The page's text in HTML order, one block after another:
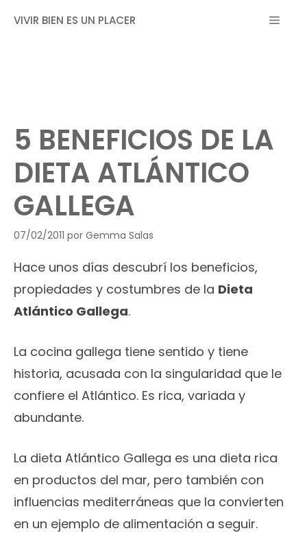
VIVIR BIEN ES UN PLACER MENÚ
5 BENEFICIOS DE LA
DIETA ATLÁNTICO
GALLEGA
07/02/2011 por Gemma Salas
Hace unos días descubrí los beneficios,
propiedades y costumbres de la Dieta
Atlántico Gallega.
La cocina gallega tiene sentido y tiene
historia, acusada con la singularidad que le
confiere el Atlántico. Es rica, variada y
abundante.
La dieta Atlántico Gallega es una dieta rica
en productos del mar, pero también con
influencias mediterráneas que la convierten
en un ejemplo de alimentación a seguir.